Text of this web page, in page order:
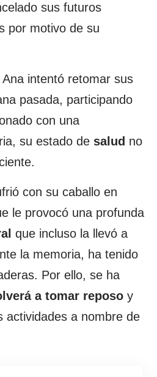
sus futuros
por motivo de su
intentó retomar sus
pasada, participando
con una
su estado de salud no
con su caballo en
le provocó una profunda
que incluso la llevó a
la memoria, ha tenido
Por ello, se ha
a tomar reposo y
actividades a nombre de